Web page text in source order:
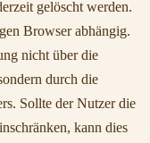
gelöscht werden.
Browser abhängig.
nicht über die
durch die
Sollte der Nutzer die
kann dies